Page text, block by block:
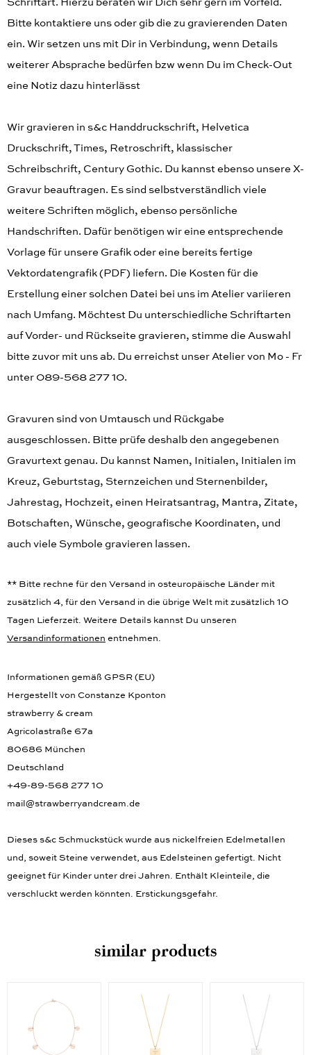
Bitte kontaktiere uns oder gib die zu gravierenden Daten
ein. Wir setzen uns mit Dir in Verbindung, wenn Details
weiterer Absprache bedürfen bzw wenn Du im Check-Out
eine Notiz dazu hinterlässt
Wir gravieren in s&c Handdruckschrift, Helvetica
Druckschrift, Times, Retroschrift, klassischer
Schreibschrift, Century Gothic. Du kannst ebenso unsere X-
Gravur beauftragen. Es sind selbstverständlich viele
weitere Schriften möglich, ebenso persönliche
Handschriften. Dafür benötigen wir eine entsprechende
Vorlage für unsere Grafik oder eine bereits fertige
Vektordatengrafik (PDF) liefern. Die Kosten für die
Erstellung einer solchen Datei bei uns im Atelier variieren
nach Umfang. Möchtest Du unterschiedliche Schriftarten
auf Vorder- und Rückseite gravieren, stimme die Auswahl
bitte zuvor mit uns ab. Du erreichst unser Atelier von Mo - Fr
unter 089-568 277 10.
Gravuren sind von Umtausch und Rückgabe
ausgeschlossen. Bitte prüfe deshalb den angegebenen
Gravurtext genau. Du kannst Namen, Initialen, Initialen im
Kreuz, Geburtstag, Sternzeichen und Sternenbilder,
Jahrestag, Hochzeit, einen Heiratsantrag, Mantra, Zitate,
Botschaften, Wünsche, geografische Koordinaten, und
auch viele Symbole gravieren lassen.
** Bitte rechne für den Versand in osteuropäische Länder mit
zusätzlich 4, für den Versand in die übrige Welt mit zusätzlich 10
Tagen Lieferzeit. Weitere Details kannst Du unseren
Versandinformationen entnehmen.
Informationen gemäß GPSR (EU)
Hergestellt von Constanze Kponton
strawberry & cream
Agricolastraße 67a
80686 München
Deutschland
+49-89-568 277 10
mail@strawberryandcream.de
Dieses s&c Schmuckstück wurde aus nickelfreien Edelmetallen
und, soweit Steine verwendet, aus Edelsteinen gefertigt. Nicht
geeignet für Kinder unter drei Jahren. Enthält Kleinteile, die
verschluckt werden könnten. Erstickungsgefahr.
similar products